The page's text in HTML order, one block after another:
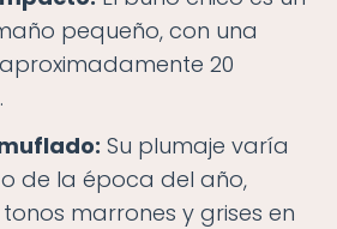
pequeño, con una
20
Su plumaje varía
de la época del año,
marrones y grises en